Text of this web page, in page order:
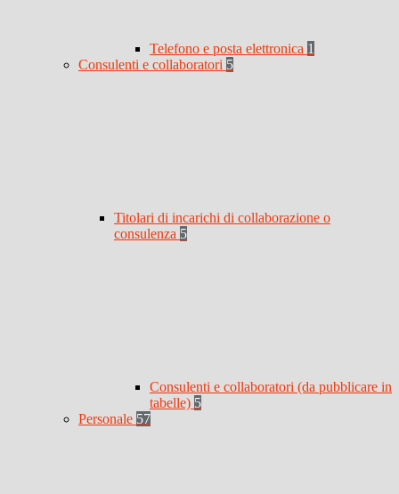
Telefono e posta elettronica 1
Consulenti e collaboratori 5
Titolari di incarichi di collaborazione o
consulenza 5
Consulenti e collaboratori (da pubblicare in
tabelle) 5
Personale 57